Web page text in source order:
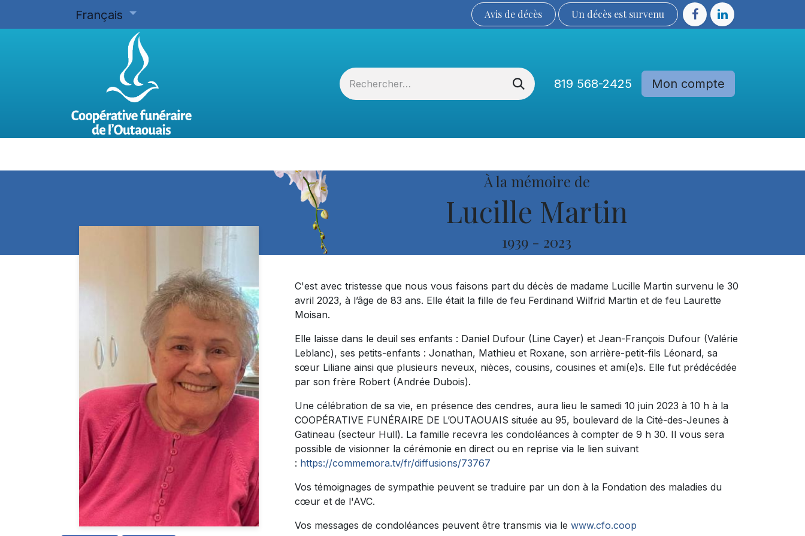
Français Avis de décès Un décès est sur​​​​​​​​ve​nu​​​​​​​​​​
819 568-2425 Mon compte
À la mémoire de
Lucille Martin
1939 - 2023
C'est avec tristesse que nous vous faisons part du décès de madame Lucille Martin survenu le 30
avril 2023, à l’âge de 83 ans. Elle était la fille de feu Ferdinand Wilfrid Martin et de feu Laurette
Moisan.
Elle laisse dans le deuil ses enfants : Daniel Dufour (Line Cayer) et Jean-François Dufour (Valérie
Leblanc), ses petits-enfants : Jonathan, Mathieu et Roxane, son arrière-petit-fils Léonard, sa
sœur Liliane ainsi que plusieurs neveux, nièces, cousins, cousines et ami(e)s. Elle fut prédécédée
par son frère Robert (Andrée Dubois).
Une célébration de sa vie, en présence des cendres, aura lieu le samedi 10 juin 2023 à 10 h à la
COOPÉRATIVE FUNÉRAIRE DE L’OUTAOUAIS située au 95, boulevard de la Cité-des-Jeunes à
Gatineau (secteur Hull). La famille recevra les condoléances à compter de 9 h 30. Il vous sera
possible de visionner la cérémonie en direct ou en reprise via le lien suivant
: https://commemora.tv/fr/diffusions/73767
Vos témoignages de sympathie peuvent se traduire par un don à la Fondation des maladies du
cœur et de l'AVC.
Vos messages de condoléances peuvent être transmis via le www.cfo.coop